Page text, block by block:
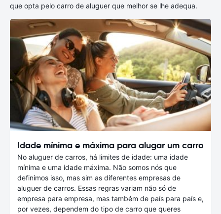
que opta pelo carro de aluguer que melhor se lhe adequa.
Idade mínima e máxima para alugar um carro
No aluguer de carros, há limites de idade: uma idade
mínima e uma idade máxima. Não somos nós que
definimos isso, mas sim as diferentes empresas de
aluguer de carros. Essas regras variam não só de
empresa para empresa, mas também de país para país e,
por vezes, dependem do tipo de carro que queres